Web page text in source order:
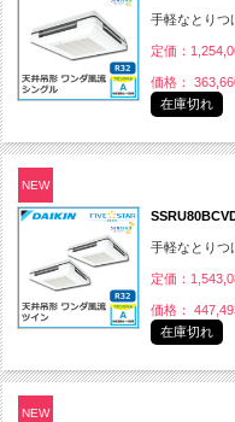
手軽なとりつ
定価：
価格：
在庫切れ
NEW
手軽なとりつ
定価：
価格：
在庫切れ
NEW